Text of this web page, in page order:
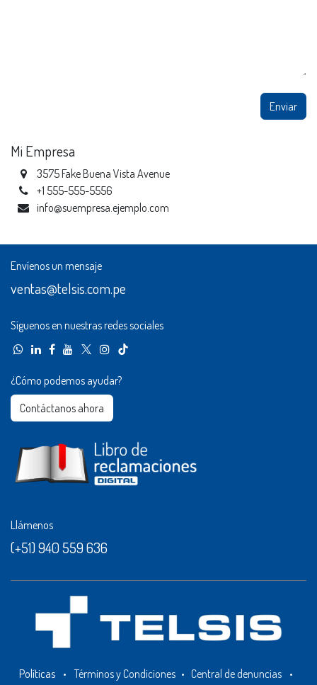
Enviar
Mi Empresa
3575 Fake Buena Vista Avenue
+1 555-555-5556
info@suempresa.ejemplo.com
Envíenos un mensaje
ventas@telsis.com.pe
Síguenos en nuestras redes sociales
¿Cómo podemos ayudar?
Contáctanos ahora​​
Llámenos
(+51) 940 559 636
Políticas • Términos y Condiciones • Central de denuncias
•